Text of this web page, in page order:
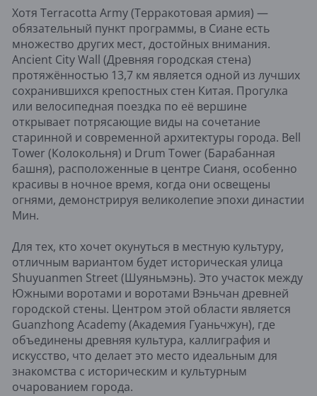
Хотя Terracotta Army (Терракотовая армия) —
обязательный пункт программы, в Сиане есть
множество других мест, достойных внимания.
Ancient City Wall (Древняя городская стена)
протяжённостью 13,7 км является одной из лучших
сохранившихся крепостных стен Китая. Прогулка
или велосипедная поездка по её вершине
открывает потрясающие виды на сочетание
старинной и современной архитектуры города. Bell
Tower (Колокольня) и Drum Tower (Барабанная
башня), расположенные в центре Сианя, особенно
красивы в ночное время, когда они освещены
огнями, демонстрируя великолепие эпохи династии
Мин.
Для тех, кто хочет окунуться в местную культуру,
отличным вариантом будет историческая улица
Shuyuanmen Street (Шуяньмэнь). Это участок между
Южными воротами и воротами Вэньчан древней
городской стены. Центром этой области является
Guanzhong Academy (Академия Гуаньчжун), где
объединены древняя культура, каллиграфия и
искусство, что делает это место идеальным для
знакомства с историческим и культурным
очарованием города.